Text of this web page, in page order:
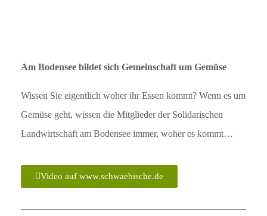
Am Bodensee bildet sich Gemeinschaft um Gemüse
Wissen Sie eigentlich woher ihr Essen kommt? Wenn es um
Gemüse geht, wissen die Mitglieder der Solidarischen
Landwirtschaft am Bodensee immer, woher es kommt…
Video auf www.schwaebische.de